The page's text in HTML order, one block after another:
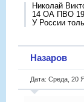
Николай
14 ОА ПВО
У России
Назаров
Дата: Среда, 20